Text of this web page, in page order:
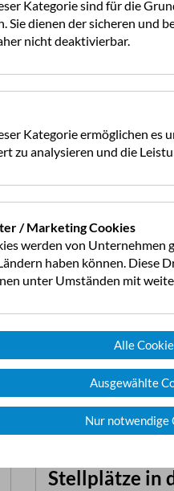
Stellplätze in
Kategorie sind für die
Sie dienen der sicheren und
nicht deaktivierbar.
Kategorie ermöglichen es
zu analysieren und die
/ Marketing Cookies
werden von Unternehmen
haben können. Diese
unter Umständen mit
Alle
Ausgewählte
Nur notwendige